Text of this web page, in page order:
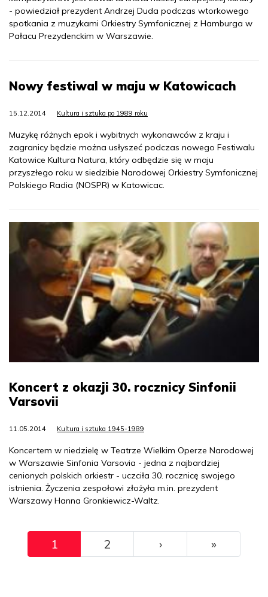
- powiedział prezydent Andrzej Duda podczas wtorkowego
spotkania z muzykami Orkiestry Symfonicznej z Hamburga w
Pałacu Prezydenckim w Warszawie.
Nowy festiwal w maju w Katowicach
15.12.2014 Kultura i sztuka po 1989 roku
Muzykę różnych epok i wybitnych wykonawców z kraju i
zagranicy będzie można usłyszeć podczas nowego Festiwalu
Katowice Kultura Natura, który odbędzie się w maju
przyszłego roku w siedzibie Narodowej Orkiestry Symfonicznej
Polskiego Radia (NOSPR) w Katowicac.
Koncert z okazji 30. rocznicy Sinfonii
Varsovii
11.05.2014 Kultura i sztuka 1945-1989
Koncertem w niedzielę w Teatrze Wielkim Operze Narodowej
w Warszawie Sinfonia Varsovia - jedna z najbardziej
cenionych polskich orkiestr - uczciła 30. rocznicę swojego
istnienia. Życzenia zespołowi złożyła m.in. prezydent
Warszawy Hanna Gronkiewicz-Waltz.
Pagination
1 2 ››› »Ostatni